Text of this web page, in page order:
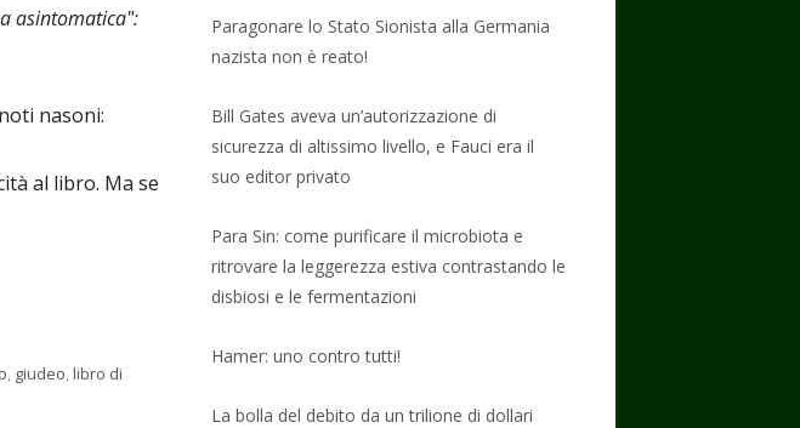
asintomatica":
nasoni:
al libro. Ma se
, giudeo,libro di
Paragonare lo Stato Sionista alla Germania
nazista non è reato!
Bill Gates aveva un’autorizzazione di
sicurezza di altissimo livello, e Fauci era il
suo editor privato
Para Sin: come purificare il microbiota e
ritrovare la leggerezza estiva contrastando le
disbiosi e le fermentazioni
Hamer: uno contro tutti!
La bolla del debito da un trilione di dollari